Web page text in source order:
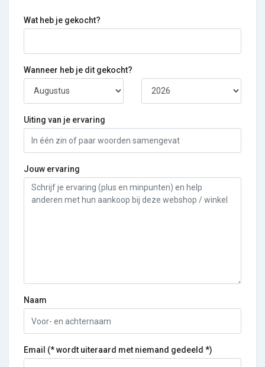
Wat heb je gekocht?
Wanneer heb je dit gekocht?
Uiting van je ervaring
Jouw ervaring
Naam
Email (* wordt uiteraard met niemand gedeeld *)